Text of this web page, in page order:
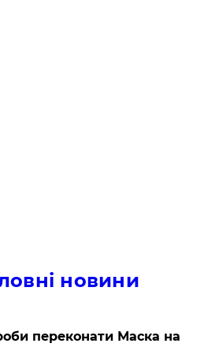
новини
переконати Маска на